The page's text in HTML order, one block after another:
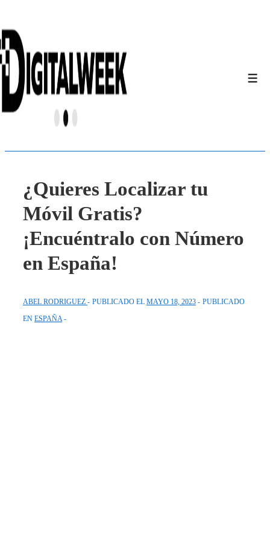
Saltar
al
contenido
principal
¿Quieres Localizar tu
Móvil Gratis?
¡Encuéntralo con Número
en España!
ABEL RODRIGUEZ PUBLICADO EL MAYO 18, 2023
PUBLICADO
EN ESPAÑA